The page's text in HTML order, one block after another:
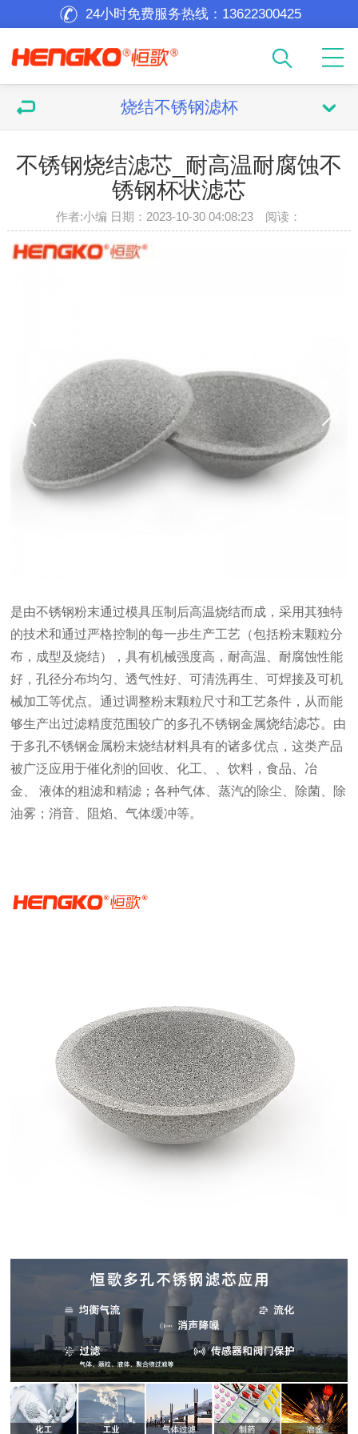
24小时免费服务热线： 13622300425
烧结不锈钢滤杯
不锈钢烧结滤芯_耐高温耐腐蚀不
锈钢杯状滤芯
作者:小编 日期：2023-10-30 04:08:23 阅读：
是由不锈钢粉末通过模具压制后高温烧结而成，采用其独特
的技术和通过严格控制的每一步生产工艺（包括粉末颗粒分
布，成型及烧结），具有机械强度高，耐高温、耐腐蚀性能
好，孔径分布均匀、透气性好、可清洗再生、可焊接及可机
械加工等优点。通过调整粉末颗粒尺寸和工艺条件，从而能
够生产出过滤精度范围较广的多孔不锈钢金属烧结滤芯。由
于多孔不锈钢金属粉末烧结材料具有的诸多优点，这类产品
被广泛应用于催化剂的回收、化工、、饮料，食品、冶
金、 液体的粗滤和精滤；各种气体、蒸汽的除尘、除菌、除
油雾；消音、阻焰、气体缓冲等。